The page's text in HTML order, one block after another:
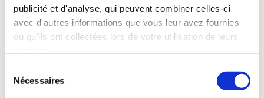
publicité et d'analyse, qui peuvent combiner celles-ci
avec d'autres informations que vous leur avez fournies
ou qu'ils ont collectées lors de votre utilisation de leurs
Nécessaires
(0 avis)
DELESTRON, LE